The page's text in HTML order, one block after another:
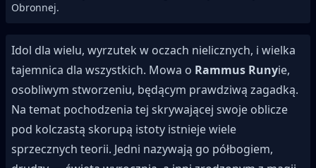
Obronnej.
Idol dla wielu, wyrzutek w oczach nielicznych, i wielka
tajemnica dla wszystkich. Mowa o Rammus Runyie,
osobliwym stworzeniu, będącym prawdziwą zagadką.
Na temat pochodzenia tej skrywającej swoje oblicze
pod kolczastą skorupą istoty istnieje wiele
sprzecznych teorii. Jedni nazywają go półbogiem,